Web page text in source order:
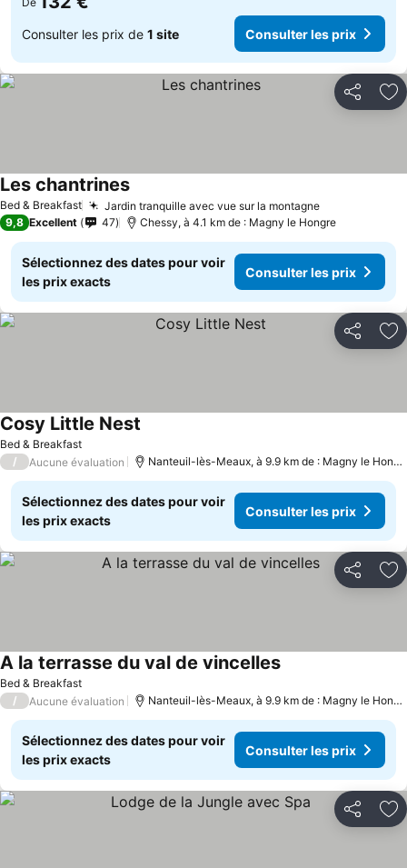
Consulter les prix de 1 site Consulter les prix
Partager
Bed & Breakfast Jardin tranquille avec vue sur la montagne
Les chantrines
9,8 Excellent 47 Chessy, à 4.1 km de : Magny le Hongre
Sélectionnez des dates pour voir
les prix exacts
Consulter les prix
Partager
Bed & Breakfast
Cosy Little Nest
/ Aucune évaluation Nanteuil-lès-Meaux, à 9.9 km de : Magny le Hongre
Sélectionnez des dates pour voir
les prix exacts
Consulter les prix
Partager
Bed & Breakfast
A la terrasse du val de vincelles
/ Aucune évaluation Nanteuil-lès-Meaux, à 9.9 km de : Magny le Hongre
Sélectionnez des dates pour voir
les prix exacts
Consulter les prix
Partager